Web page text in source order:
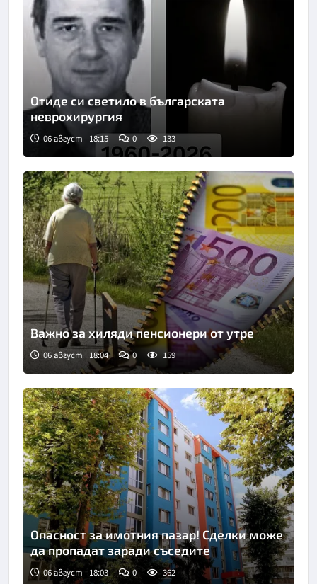
Отиде си светило в българската
неврохирургия
06 август | 18:15 0 133
Важно за хиляди пенсионери от утре
06 август | 18:04 0 159
Опасност за имотния пазар! Сделки може
да пропадат заради съседите
06 август | 18:03 0 362